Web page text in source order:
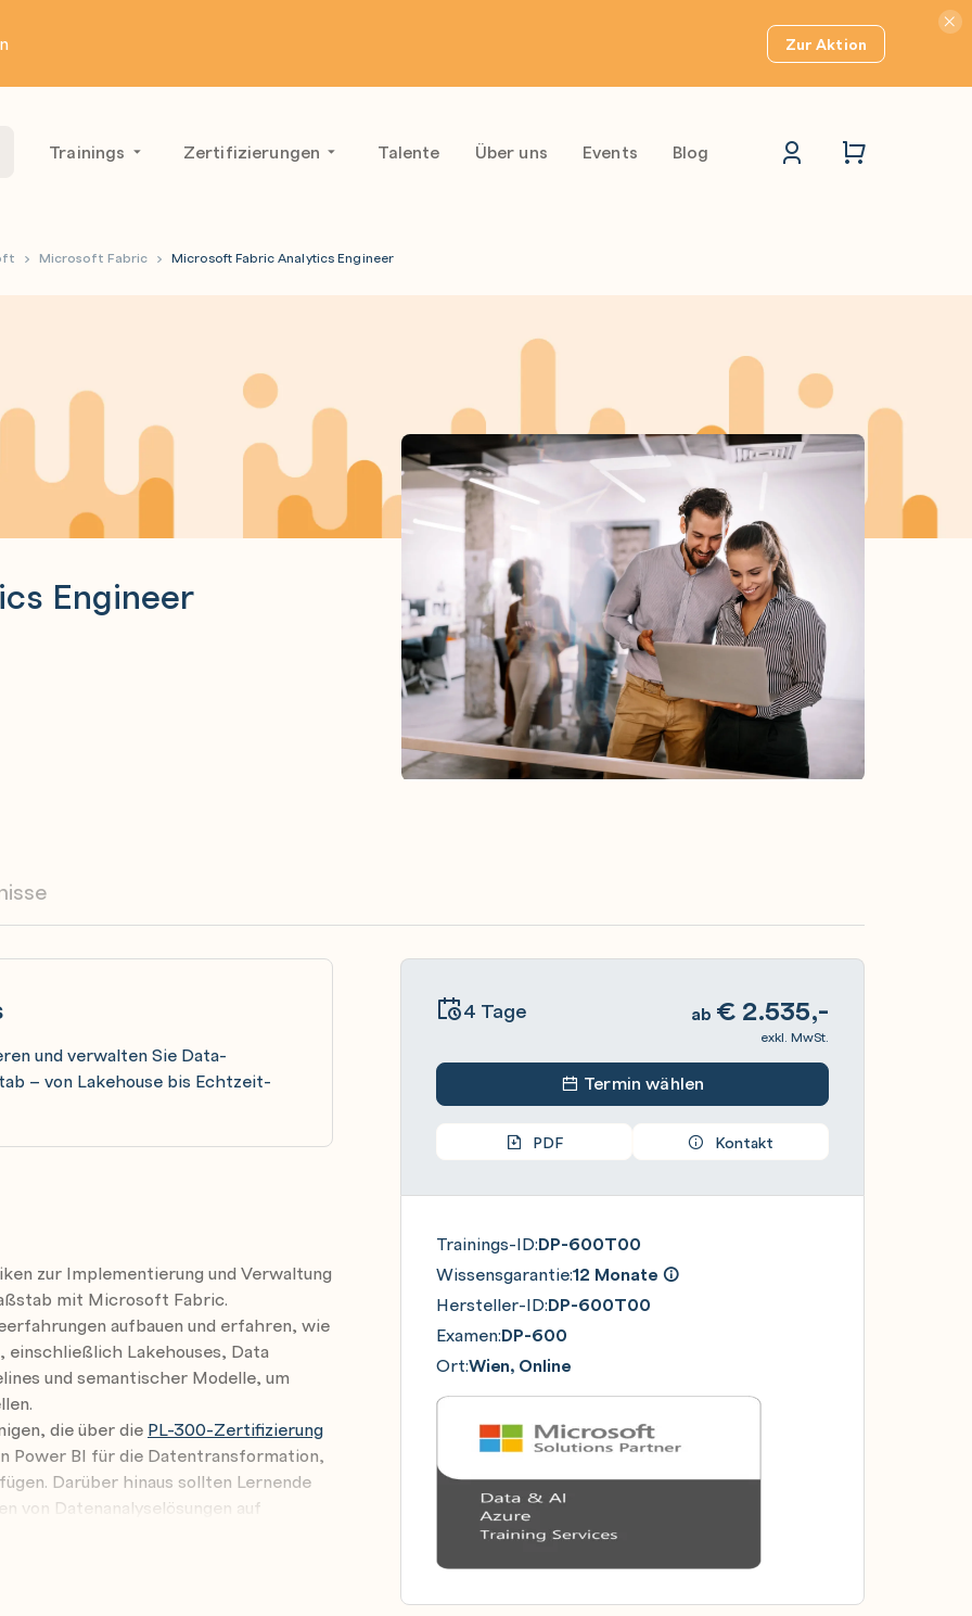
Zur Aktion
Trainings Zertifizierungen Talente Über uns Events Blog
Microsoft Fabric Microsoft Fabric Analytics Engineer
Engineer
und verwalten Sie Data-
– von Lakehouse bis Echtzeit-
zur Implementierung und Verwaltung
mit Microsoft Fabric.
aufbauen und erfahren, wie
Lakehouses, Data
und semantischer Modelle, um
die über die PL-300-Zertifizierung
Power BI für die Datentransformation,
Darüber hinaus sollten Lernende
von Datenanalyselösungen auf
4 Tage ab € 2.535,-
exkl. MwSt.
Termin wählen
PDF Kontakt
Trainings-ID:DP-600T00
Wissensgarantie:12 Monate
Hersteller-ID:DP-600T00
Examen:DP-600
Ort:Wien, Online